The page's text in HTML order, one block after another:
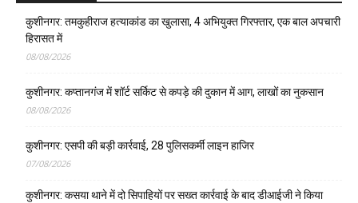
कुशीनगर: तमकुहीराज हत्याकांड का खुलासा, 4 अभियुक्त गिरफ्तार, एक बाल अपचारी
हिरासत में
08/08/2026
कुशीनगर: कप्तानगंज में शॉर्ट सर्किट से कपड़े की दुकान में आग, लाखों का नुकसान
08/08/2026
कुशीनगर: एसपी की बड़ी कार्रवाई, 28 पुलिसकर्मी लाइन हाजिर
07/08/2026
कुशीनगर: कसया थाने में दो सिपाहियों पर सख्त कार्रवाई के बाद डीआईजी ने किया